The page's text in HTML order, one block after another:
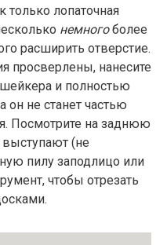
только лопаточная
немногоболее
расширить отверстие.
просверлены, нанесите
и полностью
он не станет частью
Посмотрите на заднюю
(не
пилу заподлицо или
чтобы отрезать